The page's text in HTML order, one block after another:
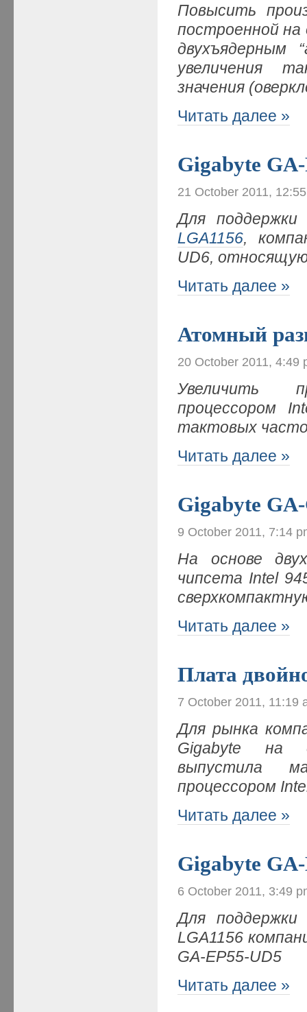
Повысить
построенной на
двухъядерным
увеличения
значения
Читать далее »
Gigabyte
21 October 2011,
Для поддержки
LGA1156,
UD6,
Читать далее »
Атомный
20 October 2011, 4:49
Увеличить
процессором
тактовых
Читать далее »
Gigabyte
9 October 2011, 7:14
На основе
чипсета Intel
Читать далее »
Плата
7 October 2011, 11:19
Для рынка
Gigabyte на
выпустила
процессором
Читать далее »
Gigabyte
6 October 2011, 3:49
Для поддержки
LGA1156
GA-EP55-UD5
Читать далее »